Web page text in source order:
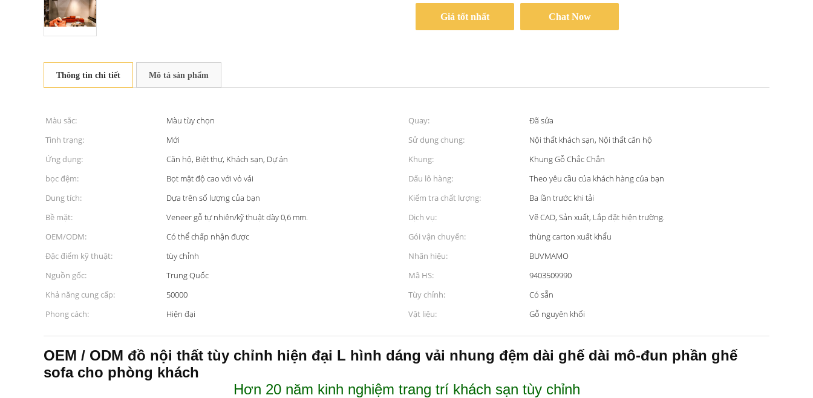
Giá tốt nhất Chat Now
Thông tin chi tiết Mô tả sản phẩm
Màu sắc: Màu tùy chọn Quay:
Đã sửa
Tình trạng:
Mới Sử dụng chung:
Nội thất khách sạn, Nội thất căn hộ
Ứng dụng:
Căn hộ, Biệt thự, Khách sạn, Dự án Khung:
Khung Gỗ Chắc Chắn
bọc đệm:
Bọt mật độ cao với vỏ vải Dấu lô hàng:
Theo yêu cầu của khách hàng của bạn
Dung tích:
Dựa trên số lượng của bạn Kiểm tra chất lượng:
Ba lần trước khi tải
Bề mặt:
Veneer gỗ tự nhiên/kỹ thuật dày 0,6 mm. Dịch vụ:
Vẽ CAD, Sản xuất, Lắp đặt hiện trường.
OEM/ODM:
Có thể chấp nhận được Gói vận chuyển:
thùng carton xuất khẩu
Đặc điểm kỹ thuật:
tùy chỉnh Nhãn hiệu:
BUVMAMO
Nguồn gốc:
Trung Quốc Mã HS:
9403509990
Khả năng cung cấp:
50000 Tùy chỉnh:
Có sẵn
Phong cách:
Hiện đại Vật liệu: Gỗ nguyên khối
OEM / ODM đồ nội thất tùy chỉnh hiện đại L hình dáng vải nhung đệm dài ghế dài mô-đun phần ghế
sofa cho phòng khách
Hơn 20 năm kinh nghiệm trang trí khách sạn tùy chỉnh